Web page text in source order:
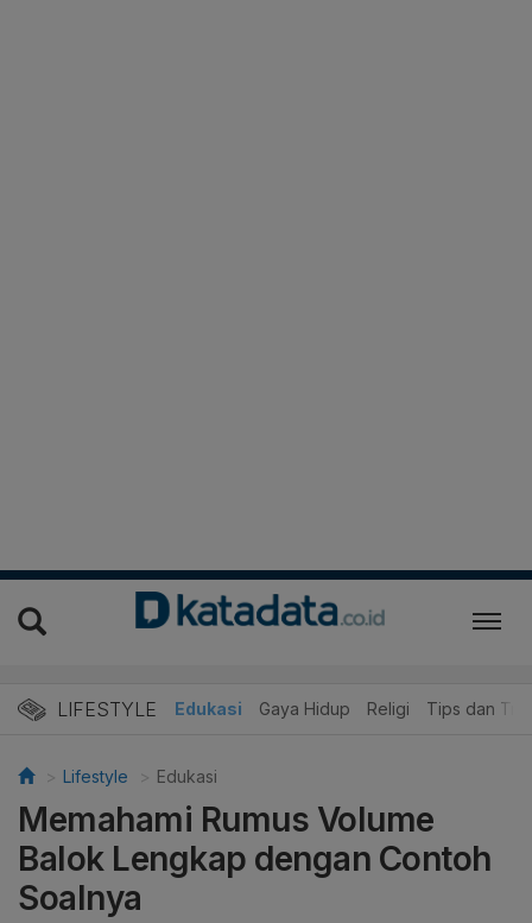
LIFESTYLE
Wisata dan Kuliner Edukasi Gaya Hidup Religi Tips dan Trik
Lifestyle Edukasi
Memahami Rumus Volume
Balok Lengkap dengan Contoh
Soalnya